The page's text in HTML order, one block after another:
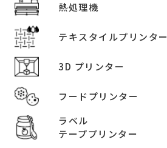
熱処理機
テキスタイルプリンター
3D プリンター
フードプリンター
ラベル
テーププリンター